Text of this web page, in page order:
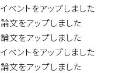
イベントをアップしました
論文をアップしました
論文をアップしました
イベントをアップしました
論文をアップしました